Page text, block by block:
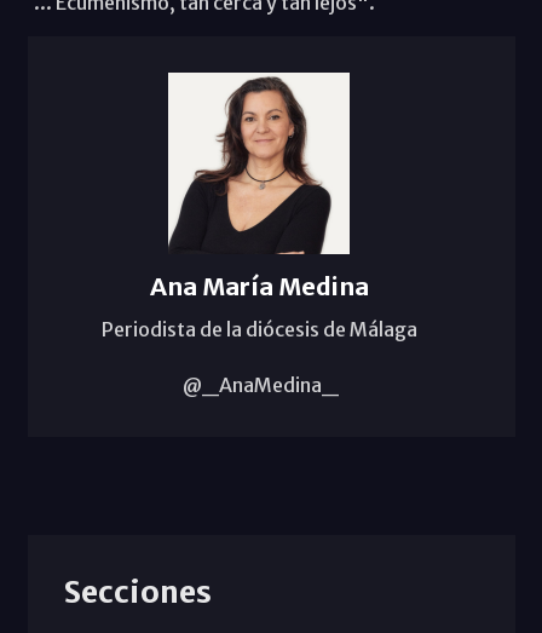
Ana María Medina
Periodista de la diócesis de Málaga
@_AnaMedina_
Secciones